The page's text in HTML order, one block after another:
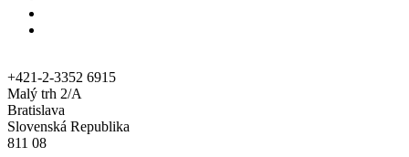
+421-2-3352 6915
Malý trh 2/A
Bratislava
Slovenská Republika
811 08